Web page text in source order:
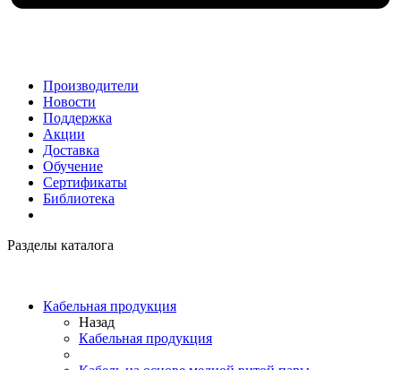
Производители
Новости
Поддержка
Акции
Доставка
Обучение
Сертификаты
Библиотека
Разделы каталога
Кабельная продукция
Назад
Кабельная продукция